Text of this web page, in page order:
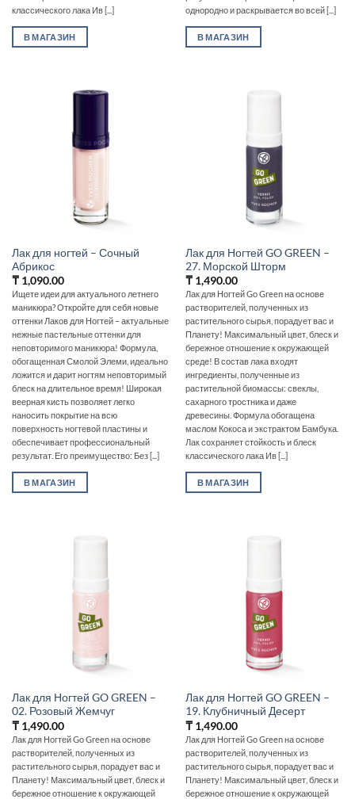
классического лака Ив [...]
В МАГАЗИН
однородно и раскрывается во всей [...]
В МАГАЗИН
Лак для ногтей – Сочный
Абрикос
₸1,090.00
Ищете идеи для актуального летнего
маникюра? Откройте для себя новые
оттенки Лаков для Ногтей – актуальные
нежные пастельные оттенки для
неповторимого маникюра! Формула,
обогащенная Смолой Элеми, идеально
ложится и дарит ногтям неповторимый
блеск на длительное время! Широкая
веерная кисть позволяет легко
наносить покрытие на всю
поверхность ногтевой пластины и
обеспечивает профессиональный
результат. Его преимущество: Без [...]
В МАГАЗИН
Лак для Ногтей GO GREEN –
27. Морской Шторм
₸1,490.00
Лак для Ногтей Go Green на основе
растворителей, полученных из
растительного сырья, порадует вас и
Планету! Максимальный цвет, блеск и
бережное отношение к окружающей
среде! В состав лака входят
ингредиенты, полученные из
растительной биомассы: свеклы,
сахарного тростника и даже
древесины. Формула обогащена
маслом Кокоса и экстрактом Бамбука.
Лак сохраняет стойкость и блеск
классического лака Ив [...]
В МАГАЗИН
Лак для Ногтей GO GREEN –
02. Розовый Жемчуг
₸1,490.00
Лак для Ногтей Go Green на основе
растворителей, полученных из
растительного сырья, порадует вас и
Планету! Максимальный цвет, блеск и
бережное отношение к окружающей
Лак для Ногтей GO GREEN –
19. Клубничный Десерт
₸1,490.00
Лак для Ногтей Go Green на основе
растворителей, полученных из
растительного сырья, порадует вас и
Планету! Максимальный цвет, блеск и
бережное отношение к окружающей